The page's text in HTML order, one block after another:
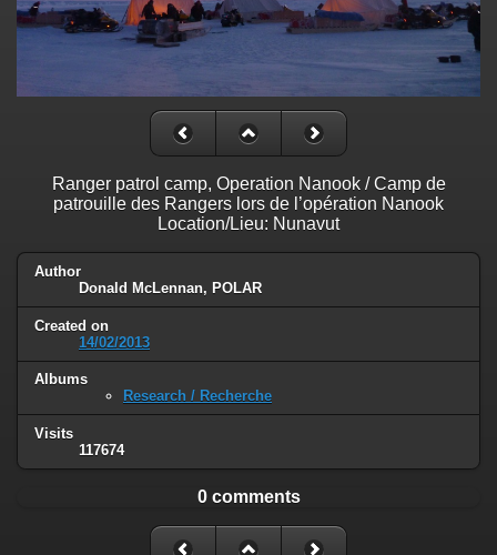
Ranger patrol camp, Operation Nanook / Camp de
patrouille des Rangers lors de l’opération Nanook
Location/Lieu: Nunavut
Author
Donald McLennan, POLAR
Created on
14/02/2013
Albums
Research / Recherche
Visits
117674
0 comments